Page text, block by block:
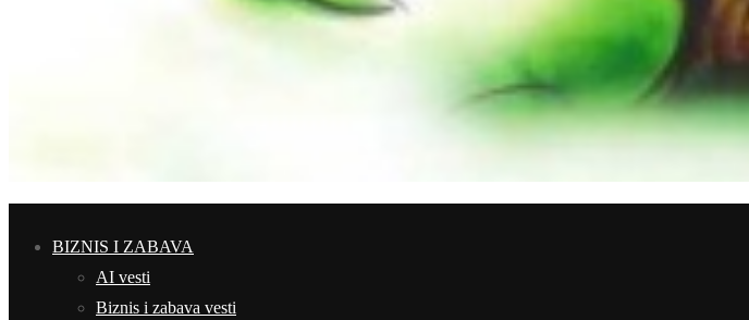
BIZNIS I ZABAVA
AI vesti
Biznis i zabava vesti